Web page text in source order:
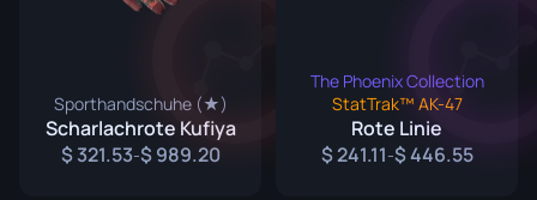
Sporthandschuhe (★)
Scharlachrote Kufiya
321.53- 989.20
The Phoenix Collection
StatTrak™ AK-47
Rote Linie
241.11- 446.55